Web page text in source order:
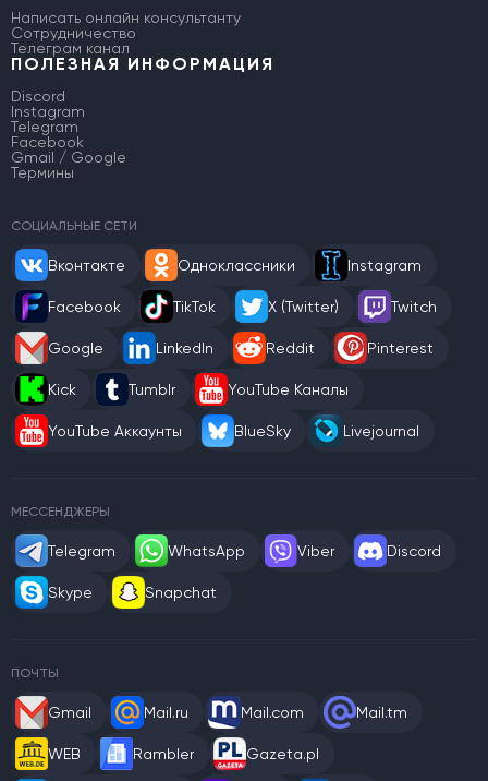
Написать онлайн консультанту
Сотрудничество
Телеграм канал
ПОЛЕЗНАЯ ИНФОРМАЦИЯ
Discord
Instagram
Telegram
Facebook
Gmail / Google
Термины
СОЦИАЛЬНЫЕ СЕТИ
Вконтакте Одноклассники Instagram
Facebook TikTok X (Twitter) Twitch
Google LinkedIn Reddit Pinterest
Kick Tumblr YouTube Каналы
YouTube Аккаунты BlueSky Livejournal
МЕССЕНДЖЕРЫ
Telegram WhatsApp Viber Discord
Skype Snapchat
ПОЧТЫ
Gmail Mail.ru Mail.com Mail.tm
WEB Rambler Gazeta.pl